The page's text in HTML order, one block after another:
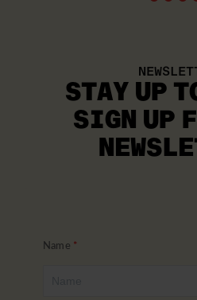
STAY UP
SIGN UP
Name